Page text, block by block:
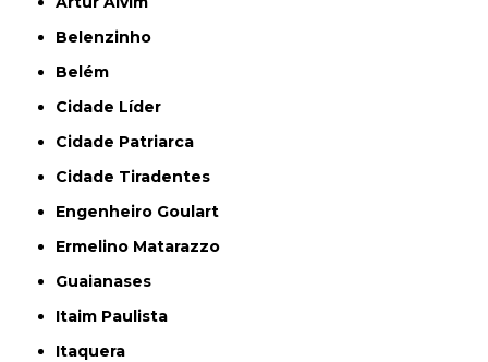
Belenzinho
Belém
Cidade Líder
Cidade Patriarca
Cidade Tiradentes
Engenheiro Goulart
Ermelino Matarazzo
Guaianases
Itaim Paulista
Itaquera